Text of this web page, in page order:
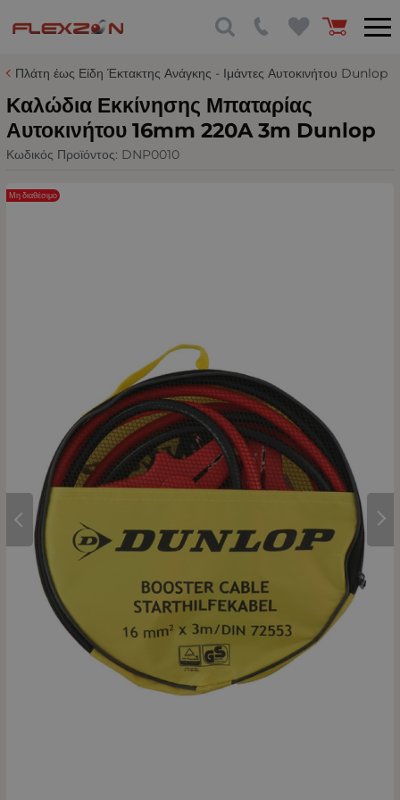
Πλάτη έως Είδη Έκτακτης Ανάγκης - Ιμάντες Αυτοκινήτου Dunlop
Καλώδια Εκκίνησης Μπαταρίας
Αυτοκινήτου 16mm 220A 3m Dunlop
Κωδικός Προϊόντος: DNP0010
Μη διαθέσιμο